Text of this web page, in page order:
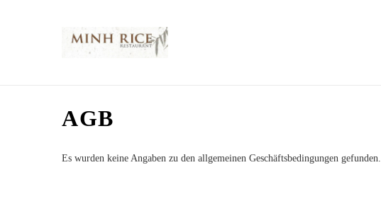
AGB
Es wurden keine Angaben zu den allgemeinen Geschäftsbedingungen gefunden.